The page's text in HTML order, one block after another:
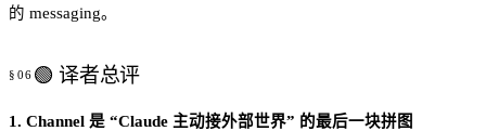
的 messaging。
🟢 译者总评
1. Channel 是 “Claude 主动接外部世界” 的最后一块拼图